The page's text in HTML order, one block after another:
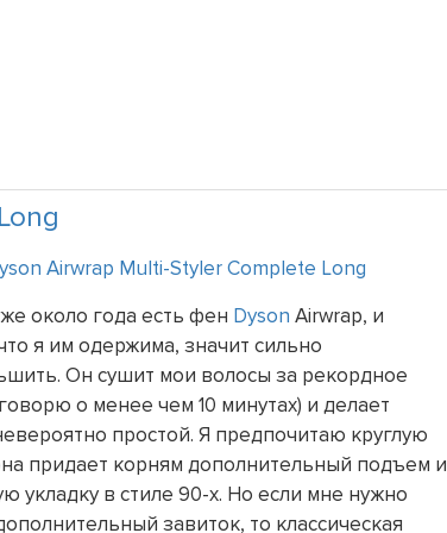
Airwrap Multi-Styler Complete Long
около года есть фен Dyson Airwrap, и
я им одержима, значит сильно
Он сушит мои волосы за рекордное
о менее чем 10 минутах) и делает
простой. Я предпочитаю круглую
придает корням дополнительный подъем и
укладку в стиле 90-х. Но если мне нужно
завиток, то классическая